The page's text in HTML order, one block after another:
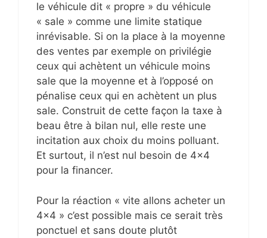
le véhicule dit « propre » du véhicule
« sale » comme une limite statique
inrévisable. Si on la place à la moyenne
des ventes par exemple on privilégie
ceux qui achètent un véhicule moins
sale que la moyenne et à l’opposé on
pénalise ceux qui en achètent un plus
sale. Construit de cette façon la taxe à
beau être à bilan nul, elle reste une
incitation aux choix du moins polluant.
Et surtout, il n’est nul besoin de 4×4
pour la financer.
Pour la réaction « vite allons acheter un
4×4 » c’est possible mais ce serait très
ponctuel et sans doute plutôt